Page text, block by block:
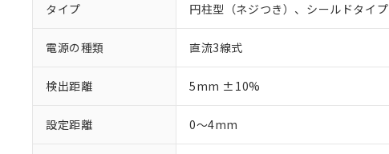
タイプ 円柱型（ネジつき）、シールドタイプ
電源の種類 直流3線式
検出距離 5mm ±10%
設定距離 0～4mm